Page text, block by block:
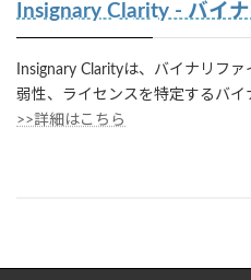
Insignary Clarity - バイ
Insignary Clarityは、バイナリフ
弱性、ライセンスを特定するバイ
>>詳細はこちら